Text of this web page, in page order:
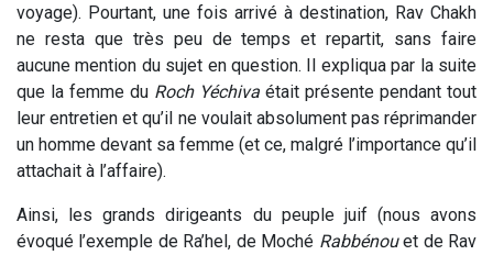
voyage). Pourtant, une fois arrivé à destination, Rav Chakh
ne resta que très peu de temps et repartit, sans faire
aucune mention du sujet en question. Il expliqua par la suite
que la femme du Roch Yéchiva était présente pendant tout
leur entretien et qu’il ne voulait absolument pas réprimander
un homme devant sa femme (et ce, malgré l’importance qu’il
attachait à l’affaire).
Ainsi, les grands dirigeants du peuple juif (nous avons
évoqué l’exemple de Ra’hel, de Moché Rabbénouet de Rav